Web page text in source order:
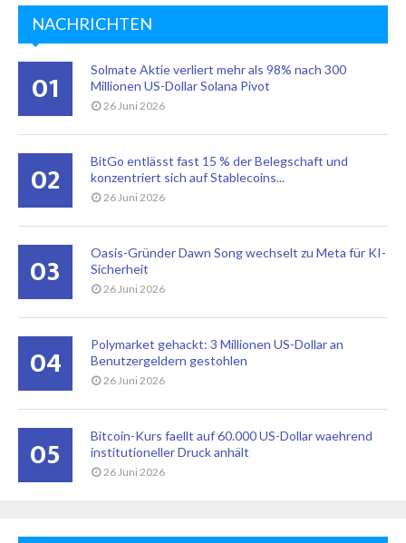
NACHRICHTEN
01
Solmate Aktie verliert mehr als 98% nach 300
Millionen US-Dollar Solana Pivot
26 Juni 2026
02
BitGo entlässt fast 15 % der Belegschaft und
konzentriert sich auf Stablecoins...
26 Juni 2026
03
Oasis-Gründer Dawn Song wechselt zu Meta für KI-
Sicherheit
26 Juni 2026
04
Polymarket gehackt: 3 Millionen US-Dollar an
Benutzergeldern gestohlen
26 Juni 2026
05
Bitcoin-Kurs faellt auf 60.000 US-Dollar waehrend
institutioneller Druck anhält
26 Juni 2026